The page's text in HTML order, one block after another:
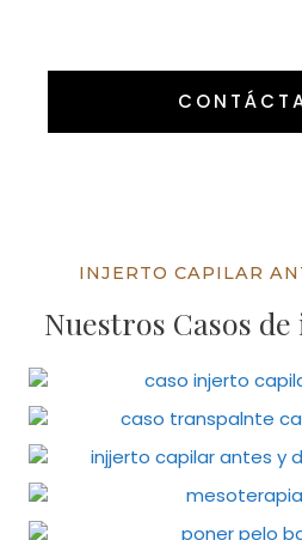
INJERTO CAPILAR
Nuestros Casos